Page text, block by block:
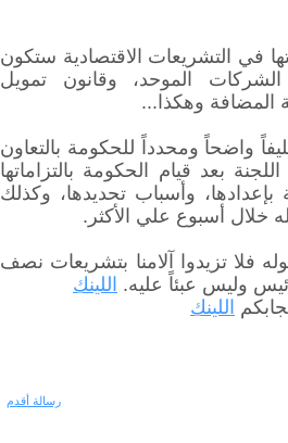
في التشريعات الاقتصادية ستكون
الموحد، وقانون تمويل
المضافة وهكذا...
واضحاً ومحدداً للحكومة بالتعاون
بعد قيام الحكومة بالتزاماتها
بإعدادها، وأسباب تحديدها، وكذلك
خلال أسبوع علي الأكثر.
فلا تزيدوا آلامنا بتشريعات نصف
وليس عبئاً عليه. اللينك
اللينك
رسالة أقدم